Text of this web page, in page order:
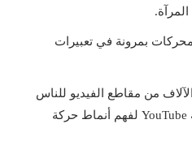
بمرونة في تعبيرات
من مقاطع الفيديو للناس
وهم يتحدثون ويغنون على منصة YouTube لفهم أنماط حركة